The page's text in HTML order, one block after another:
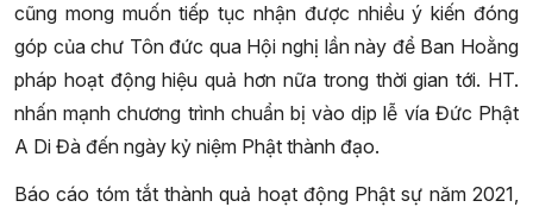
cũng mong muốn tiếp tục nhận được nhiều ý kiến đóng
góp của chư Tôn đức qua Hội nghị lần này để Ban Hoằng
pháp hoạt động hiệu quả hơn nữa trong thời gian tới. HT.
nhấn mạnh chương trình chuẩn bị vào dịp lễ vía Đức Phật
A Di Đà đến ngày kỷ niệm Phật thành đạo.
Báo cáo tóm tắt thành quả hoạt động Phật sự năm 2021,